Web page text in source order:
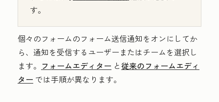
す。
個々のフォームのフォーム送信通知をオンにしてか
ら、通知を受信するユーザーまたはチームを選択し
ます。 フォームエディター と従来のフォームエディ
ター では手順が異なります。